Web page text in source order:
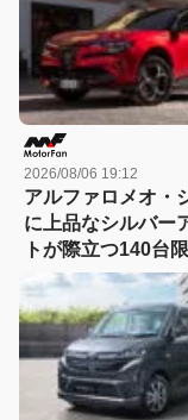
2026/08/06 19:12
アルファロメオ・
に上品なシルバー
トが際立つ140台
「スポルト スペ
が登場！